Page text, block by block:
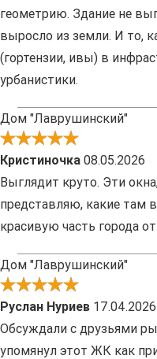
геометрию. Здание не
выросло из земли. И то,
(гортензии, ивы) в
урбанистики.
Дом "Лаврушинский"
Кристиночка 08.05.2026
Выглядит круто. Эти
представляю, какие там
красивую часть города
Дом "Лаврушинский"
Руслан Нуриев 17.04.2026
Обсуждали с друзьями
упомянул этот ЖК как